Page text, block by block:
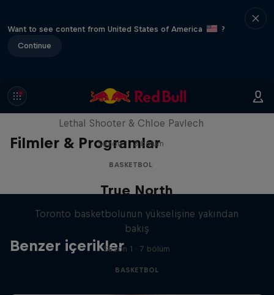
Want to see content from United States of America
?
Continue
Filmler & Programlar
Yeniden Keşfetmek
Lethal Shooter & Chloe Pavlech
Sezon 1 · 3 bölüm
BASKETBOL
Benzer içerikler
True North
Toronto basketbolunun yükselişine yakından
bakış
Sezon 1 · 7 bölüm
BASKETBOL